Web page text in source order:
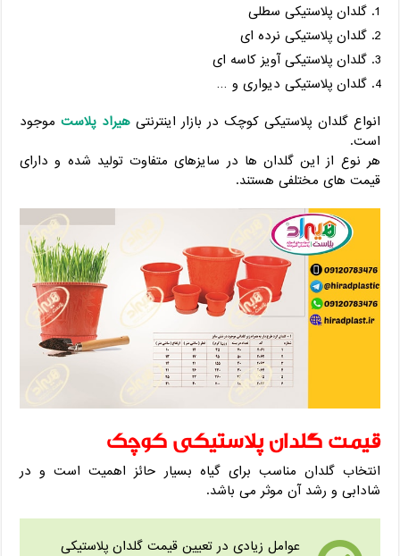
گلدان پلاستیکی سطلی
گلدان پلاستیکی نرده ای
گلدان پلاستیکی آویز کاسه ای
گلدان پلاستیکی دیواری و …
انواع گلدان پلاستیکی کوچک در بازار اینترنتیهیراد پلاستموجود
است.
هر نوع از این گلدان ها در سایزهای متفاوت تولید شده و دارای
قیمت های مختلفی هستند.
قیمت گلدان پلاستیکی کوچک
انتخاب گلدان مناسب برای گیاه بسیار حائز اهمیت است و در
شادابی و رشد آن موثر می باشد.
عوامل زیادی در تعیین قیمت گلدان پلاستیکی